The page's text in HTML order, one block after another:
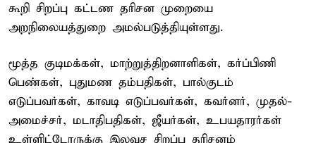
கூறி சிறப்பு கட்டண தரிசன முறையை
அறநிலையத்துறை அமல்படுத்தியுள்ளது.
மூத்த குடிமக்கள், மாற்றுத்திறனாளிகள், கர்ப்பிணி
பெண்கள், புதுமண தம்பதிகள், பால்குடம்
எடுப்பவர்கள், காவடி எடுப்பவர்கள், கவர்னர், முதல்-
அமைச்சர், மடாதிபதிகள், ஜீயர்கள், உபயதாரர்கள்
உள்ளிட்டோருக்கு இலவச சிறப்பு தரிசனம்